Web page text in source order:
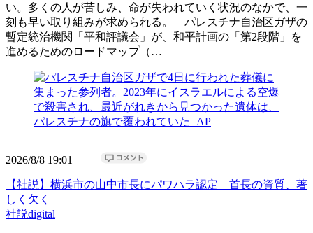
い。多くの人が苦しみ、命が失われていく状況のなかで、一
刻も早い取り組みが求められる。 パレスチナ自治区ガザの
暫定統治機関「平和評議会」が、和平計画の「第2段階」を
進めるためのロードマップ（…
2026/8/8 19:01
【社説】横浜市の山中市長にパワハラ認定 首長の資質、著
しく欠く
社説digital